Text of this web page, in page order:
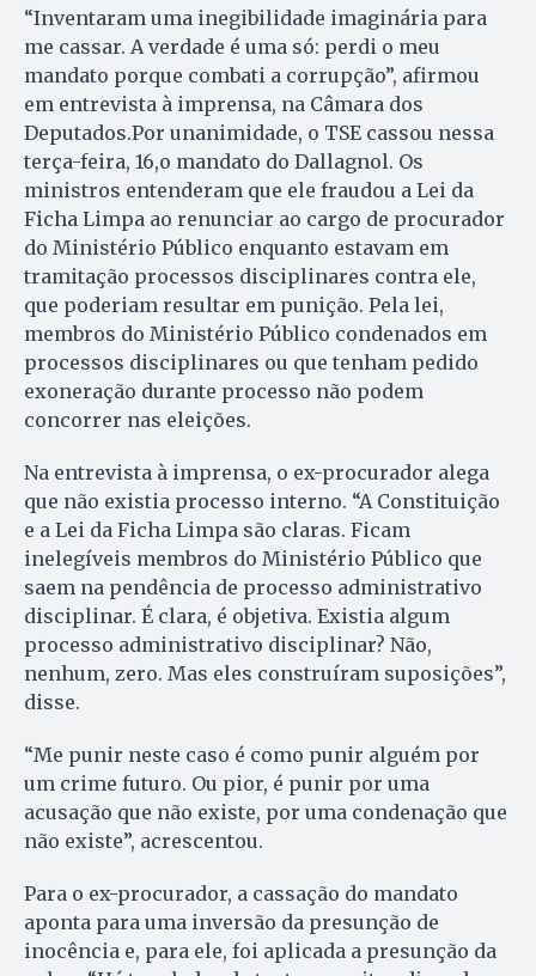
“Inventaram uma inegibilidade imaginária para
me cassar. A verdade é uma só: perdi o meu
mandato porque combati a corrupção”, afirmou
em entrevista à imprensa, na Câmara dos
Deputados.Por unanimidade, o TSE cassou nessa
terça-feira, 16,o mandato do Dallagnol. Os
ministros entenderam que ele fraudou a Lei da
Ficha Limpa ao renunciar ao cargo de procurador
do Ministério Público enquanto estavam em
tramitação processos disciplinares contra ele,
que poderiam resultar em punição. Pela lei,
membros do Ministério Público condenados em
processos disciplinares ou que tenham pedido
exoneração durante processo não podem
concorrer nas eleições.
Na entrevista à imprensa, o ex-procurador alega
que não existia processo interno. “A Constituição
e a Lei da Ficha Limpa são claras. Ficam
inelegíveis membros do Ministério Público que
saem na pendência de processo administrativo
disciplinar. É clara, é objetiva. Existia algum
processo administrativo disciplinar? Não,
nenhum, zero. Mas eles construíram suposições”,
disse.
“Me punir neste caso é como punir alguém por
um crime futuro. Ou pior, é punir por uma
acusação que não existe, por uma condenação que
não existe”, acrescentou.
Para o ex-procurador, a cassação do mandato
aponta para uma inversão da presunção de
inocência e, para ele, foi aplicada a presunção da